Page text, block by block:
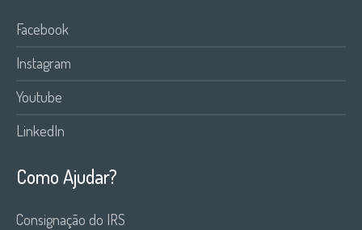
Facebook
Instagram
Youtube
LinkedIn
Como Ajudar?
Consignação do IRS